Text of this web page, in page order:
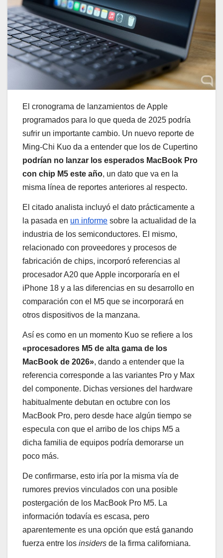
El cronograma de lanzamientos de Apple
programados para lo que queda de 2025 podría
sufrir un importante cambio. Un nuevo reporte de
Ming-Chi Kuo da a entender que los de Cupertino
podrían no lanzar los esperados MacBook Pro
con chip M5 este año, un dato que va en la
misma línea de reportes anteriores al respecto.
El citado analista incluyó el dato prácticamente a
la pasada en un informe sobre la actualidad de la
industria de los semiconductores. El mismo,
relacionado con proveedores y procesos de
fabricación de chips, incorporó referencias al
procesador A20 que Apple incorporaría en el
iPhone 18 y a las diferencias en su desarrollo en
comparación con el M5 que se incorporará en
otros dispositivos de la manzana.
Así es como en un momento Kuo se refiere a los
«procesadores M5 de alta gama de los
MacBook de 2026», dando a entender que la
referencia corresponde a las variantes Pro y Max
del componente. Dichas versiones del hardware
habitualmente debutan en octubre con los
MacBook Pro, pero desde hace algún tiempo se
especula con que el arribo de los chips M5 a
dicha familia de equipos podría demorarse un
poco más.
De confirmarse, esto iría por la misma vía de
rumores previos vinculados con una posible
postergación de los MacBook Pro M5. La
información todavía es escasa, pero
aparentemente es una opción que está ganando
fuerza entre los insiders de la firma californiana.